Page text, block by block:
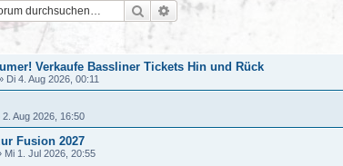
Suche Erweiterte Suche
Verkaufe Bassliner Tickets Hin und Rück
Di 4. Aug 2026, 00:11
2. Aug 2026, 16:50
Fusion 2027
Mi 1. Jul 2026, 20:55